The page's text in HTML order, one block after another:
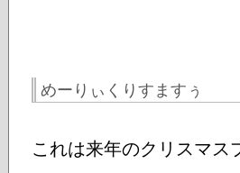
めーりぃくりすますぅ
これは来年のクリスマス